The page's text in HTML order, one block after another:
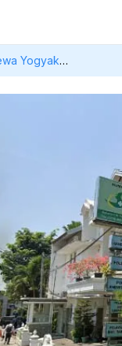
RSKIA Sadewa Yogyakarta